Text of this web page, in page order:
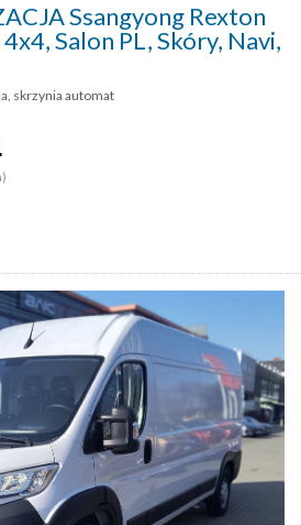
Ssangyong Rexton
Salon PL, Skóry, Navi,
skrzynia automat